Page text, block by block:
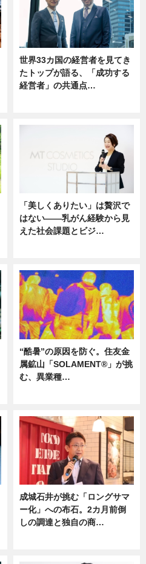
世界33カ国の経営者を見てき
たトップが語る、「成功する
経営者」の共通点…
「美しくありたい」は贅沢で
はない――乳がん経験から見
えた社会課題とビジ…
“酷暑”の原因を防ぐ。住友金
属鉱山「SOLAMENT®」が挑
む、異業種…
成城石井が挑む「ロングサマ
ー化」への布石。2カ月前倒
しの調達と独自の商…